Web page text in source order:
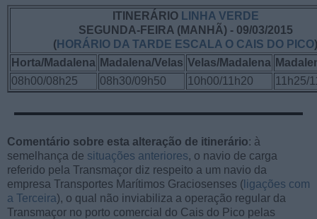
ITINERÁRIO LINHA VERDE
SEGUNDA-FEIRA (MANHÃ) - 09/03/2015
(HORÁRIO DA TARDE ESCALA O CAIS DO PICO)
Horta/Madalena Madalena/Velas Velas/Madalena
08h00/08h25
08h30/09h50 10h00/11h20 11h25/
Comentário sobre esta alteração de itinerário: à
semelhança de situações anteriores, o navio de carga
referido pela Transmaçor diz respeito a um navio da
empresa Transportes Marítimos Graciosenses ( ligações com
a Terceira), o qual não inviabiliza a operação regular da
Transmaçor no porto comercial do Cais do Pico pelas